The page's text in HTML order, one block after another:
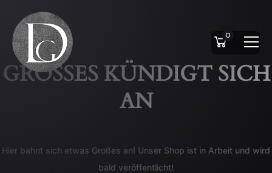
0
GROSSES KÜNDIGT SICH A
N
Hier bahnt sich etwas Großes an! Unser Shop ist in Arbeit und wird
bald veröffentlicht!